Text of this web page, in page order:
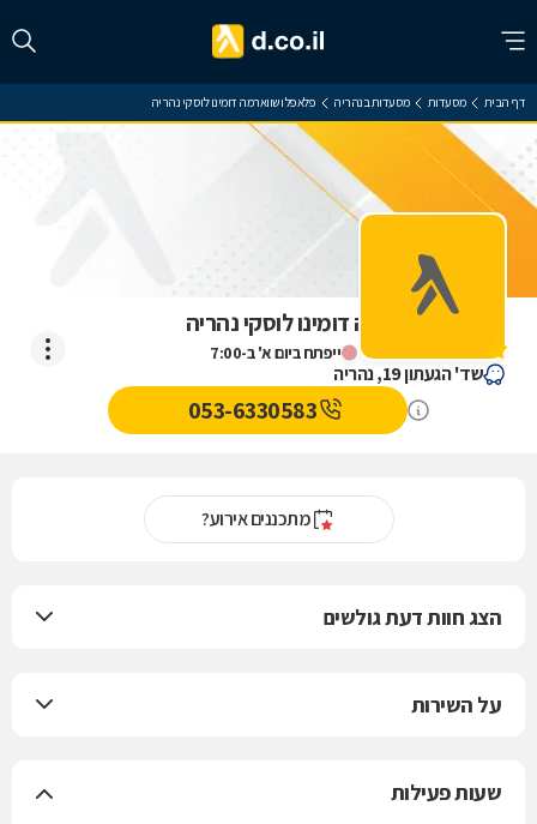
דף הבית מסעדות מסעדות בנהריה פלאפל ושווארמה דומינו לוסקי נהריה
ייפתח ביום א' ב-7:00
פלאפל ושווארמה דומינו לוסקי נהריה
שד' הגעתון 19, נהריה
053-6330583
מתכננים אירוע?
הצג חוות דעת גולשים
על השירות
שעות פעילות